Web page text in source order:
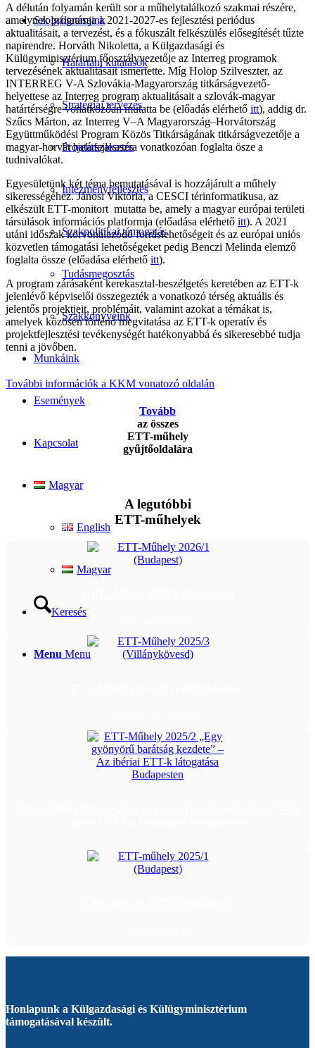
Szolgáltatásaink
Határtani kutatások
Stratégiai tervezés
Projektfejlesztés
Intézményfejlesztés
Szakpolitikai támogatás
Tudásmegosztás
Szakkönyveink
Munkáink
Események
Kapcsolat
Magyar
English
Magyar
Keresés
Menu Menu
A délután folyamán került sor a műhelytalálkozó szakmai részére,
amelynek programja a 2021-2027-es fejlesztési periódus
aktualitásait, a tervezést, és a fókuszált felkészülés elősegítését tűzte
napirendre. Horváth Nikoletta, a Külgazdasági és
Külügyminisztérium főosztályvezetője az Interreg programok
tervezésének aktualitásait ismertette. Míg Holop Szilveszter, az
INTERREG V-A Szlovákia-Magyarország titkárságvezető-
helyettese az Interreg program aktualitásait a szlovák-magyar
határtérségre vonatkozóan mutatta be (előadás elérhető itt), addig dr.
Szűcs Márton, az Interreg V–A Magyarország–Horvátország
Együttműködési Program Közös Titkárságának titkárságvezetője a
magyar-horvát határszakaszra vonatkozóan foglalta ösze a
tudnivalókat.
Egyesületünk két téma bemutatásával is hozzájárult a műhely
sikerességéhez. Jánosi Viktória, a CESCI térinformatikusa, az
elkészült ETT-monitort mutatta be, amely a magyar európai területi
társulások információs platformja (előadása elérhető itt). A 2021
utáni időszak körvonalazódó forráslehetőségeit és az európai uniós
közvetlen támogatási lehetőségeket pedig Benczi Melinda elemző
foglalta össze (előadása elérhető itt).
A program zárásaként kerekasztal-beszélgetés keretében az ETT-k
jelenlévő képviselői összegezték a vonatkozó térség aktuális és
jelentős projektjeit, problémáit, valamint azokat a témákat is,
amelyek közösen történő megvitatása az ETT-k operatív és
projektfejlesztési tevékenységét hatékonyabbá és sikeresebbé tudja
tenni a jövőben.
További információk a KKM vonatozó oldalán
Tovább
az összes
ETT-műhely
gyűjtőoldalára
A legutóbbi
ETT-műhelyek
Honlapunk a Külgazdasági és Külügyminisztérium
támogatásával készült.